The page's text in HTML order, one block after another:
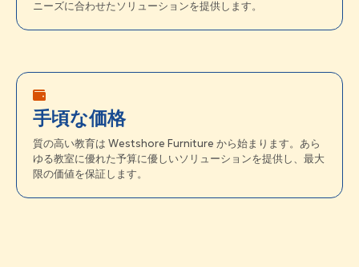
ニーズに合わせたソリューションを提供します。
手頃な価格
質の高い教育は Westshore Furniture から始まります。あら
ゆる教室に優れた予算に優しいソリューションを提供し、最大
限の価値を保証します。